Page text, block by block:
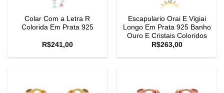
Colar Com a Letra R
Colorida Em Prata 925
R$241,00
Escapulario Orai E Vigiai
Longo Em Prata 925 Banho
Ouro E Cristais Coloridos
R$263,00